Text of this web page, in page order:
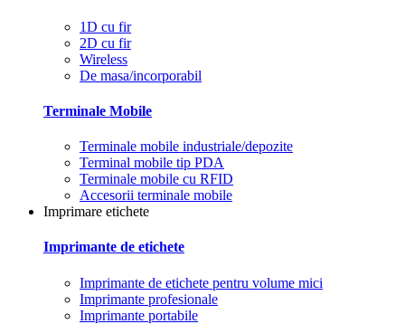
1D cu fir
2D cu fir
Wireless
De masa/incorporabil
Terminale Mobile
Terminale mobile industriale/depozite
Terminal mobile tip PDA
Terminale mobile cu RFID
Accesorii terminale mobile
Imprimare etichete
Imprimante de etichete
Imprimante de etichete pentru volume mici
Imprimante profesionale
Imprimante portabile